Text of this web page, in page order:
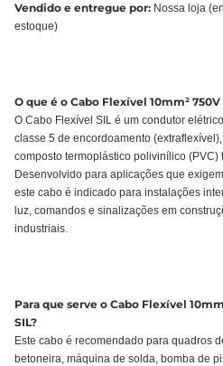
Vendido e entregue por: Nossa loja
estoque)
O que é o Cabo Flexível 10mm²
O Cabo Flexível SIL é um condutor
classe 5 de encordoamento
composto termoplástico polivinílico (PVC)
Desenvolvido para aplicações que
este cabo é indicado para instalações
luz, comandos e sinalizações em
industriais.
Para que serve o Cabo Flexível
SIL?
Este cabo é recomendado para quadros
betoneira, máquina de solda, bomba de